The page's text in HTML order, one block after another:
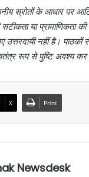
स्रोतों के आधार पर
या
नहीं है।
रूप से पुष्टि अवश्य
X Print
Newsdesk